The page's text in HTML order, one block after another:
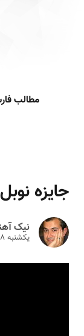
مطالب
جایزه
نیک
یکشنبه ۸ آذر ۱۳۸۸